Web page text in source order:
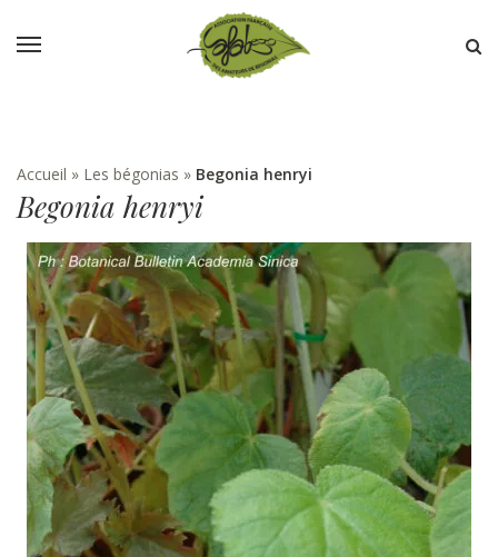
Accueil » Les bégonias » Begonia henryi
Begonia henryi